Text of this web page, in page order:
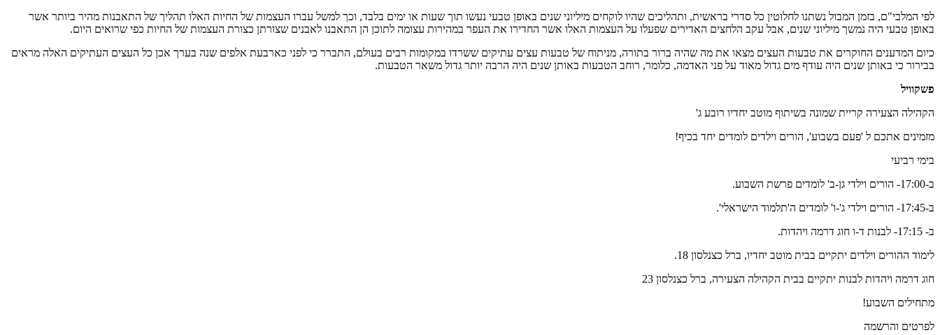
לפי המלבי"ם, בזמן המבול נשתנו לחלוטין כל סדרי בראשית, ותהליכים שהיו לוקחים מיליוני שנים באופן טבעי נעשו תוך שעות או ימים בלבד, וכך למשל עברו העצמות של החיות האלו תהליך של התאבנות מהיר ביותר אשר
באופן טבעי היה נמשך מיליוני שנים, אבל עקב הלחצים האדירים שפעלו על העצמות האלו אשר החדירו את העפר במהירות עצומה לתוכן הן התאבנו לאבנים שצורתן כצורת העצמות של החיות כפי שרואים היום.
כיום המדענים החוקרים את טבעות העצים מצאו את מה שהיה ברור בתורה, מניתוח של טבעות עצים עתיקים ששרדו במקומות רבים בעולם, התברר כי לפני כארבעת אלפים שנה בערך אכן כל העצים העתיקים האלה מראים
בבירור כי באותן שנים היה עודף מים גדול מאוד על פני האדמה, כלומר, רוחב הטבעות באותן שנים היה הרבה יותר גדול משאר הטבעות.
פשקוויל
הקהילה הצעירה קריית שמונה בשיתוף מוטב יחדיו רובע ג'
מזמינים אתכם ל 'פעם בשבוע', הורים וילדים לומדים יחד בכיף!
בימי רביעי
ב-17:00- הורים וילדי גן-ב' לומדים פרשת השבוע.
ב-17:45- הורים וילדי ג'-ו' לומדים ה'תלמוד הישראלי'.
ב- 17:15- לבנות ד-ו חוג דרמה ויהדות.
לימוד ההורים וילדים יתקיים בבית מוטב יחדיו, ברל כצנלסון 18.
חוג דרמה ויהדות לבנות יתקיים בבית הקהילה הצעירה, ברל כצנלסון 23
מתחילים השבוע!
לפרטים והרשמה